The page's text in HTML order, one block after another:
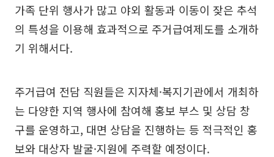
가족 단위 행사가 많고 야외 활동과 이동이 잦은 추석
의 특성을 이용해 효과적으로 주거급여제도를 소개하
기 위해서다.
주거급여 전담 직원들은 지자체·복지기관에서 개최하
는 다양한 지역 행사에 참여해 홍보 부스 및 상담 창
구를 운영하고, 대면 상담을 진행하는 등 적극적인 홍
보와 대상자 발굴·지원에 주력할 예정이다.